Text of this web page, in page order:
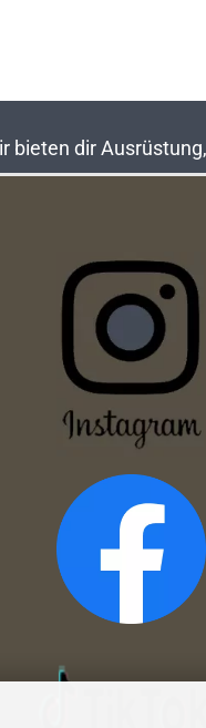
bieten dir